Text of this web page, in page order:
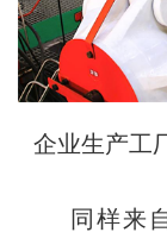
企业生产工
同样来自